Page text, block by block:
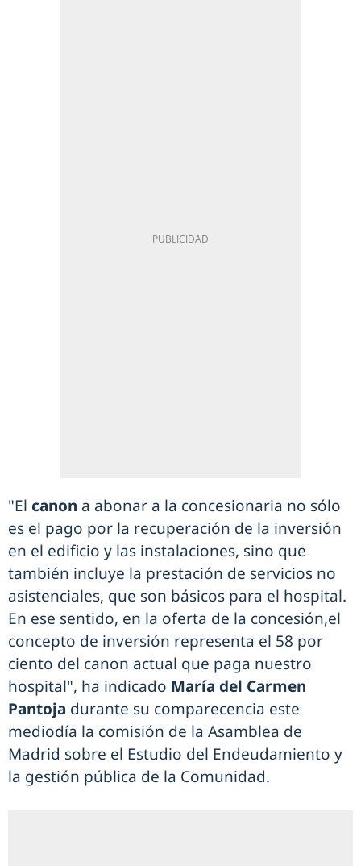
"El canon a abonar a la concesionaria no sólo
es el pago por la recuperación de la inversión
en el edificio y las instalaciones, sino que
también incluye la prestación de servicios no
asistenciales, que son básicos para el hospital.
En ese sentido, en la oferta de la concesión,el
concepto de inversión representa el 58 por
ciento del canon actual que paga nuestro
hospital", ha indicado María del Carmen
Pantoja durante su comparecencia este
mediodía la comisión de la Asamblea de
Madrid sobre el Estudio del Endeudamiento y
la gestión pública de la Comunidad.